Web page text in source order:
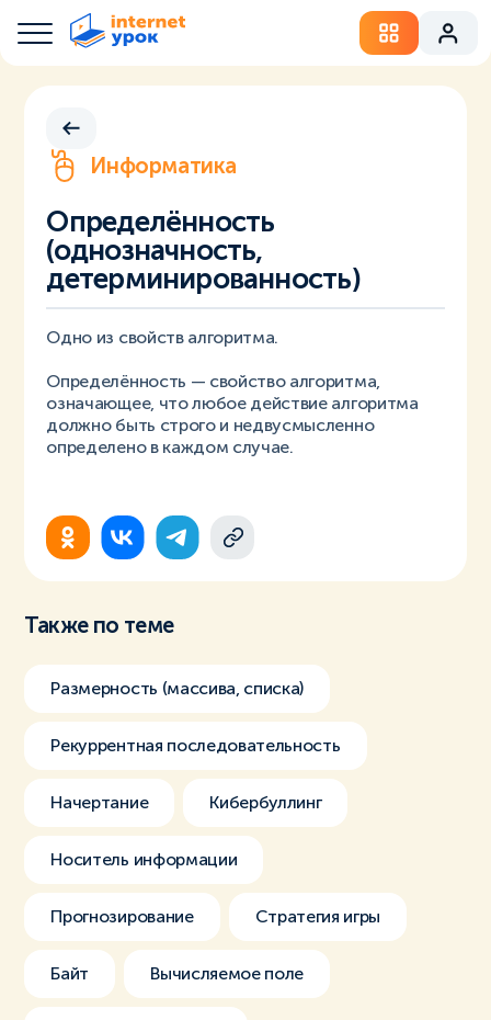
Информатика
Определённость
(однозначность,
детерминированность)
Одно из свойств алгоритма.
Определённость — свойство алгоритма,
означающее, что любое действие алгоритма
должно быть строго и недвусмысленно
определено в каждом случае.
Также по теме
Размерность (массива, списка)
Рекуррентная последовательность
Начертание Кибербуллинг
Носитель информации
Прогнозирование Стратегия игры
Байт Вычисляемое поле